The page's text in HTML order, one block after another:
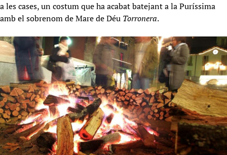
a les cases, un costum que ha acabat batejant a la Puríssima
amb el sobrenom de Mare de Déu Torronera.